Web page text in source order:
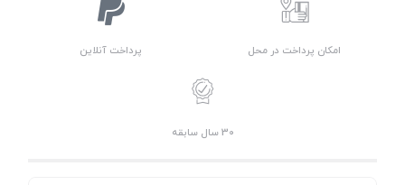
امکان پرداخت در محل پرداخت آنلاین
30 سال سابقه